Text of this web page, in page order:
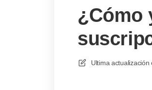
¿Cómo
Ultima actualización